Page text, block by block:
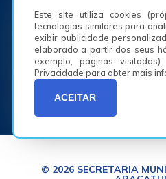
Este site utiliza cookies
tecnologias similares para
exibir publicidade
elaborado a partir dos seus
exemplo, páginas
Privacidade para obter mais
ACEITAR
(18) 3625-8636
Av. Waldemar Alves, n.º
16050-225
© 2026 SECRETARIA